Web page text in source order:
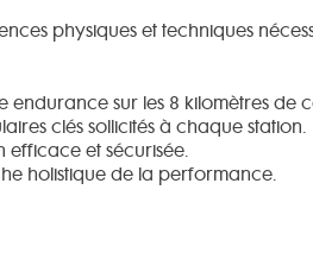
physiques et techniques
endurance sur les 8 kilomètres de
clés sollicités à chaque station.
efficace et sécurisée.
holistique de la performance.